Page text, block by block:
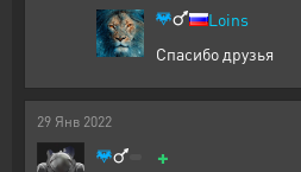
Loins
Спасибо друзья
29 Янв 2022
+